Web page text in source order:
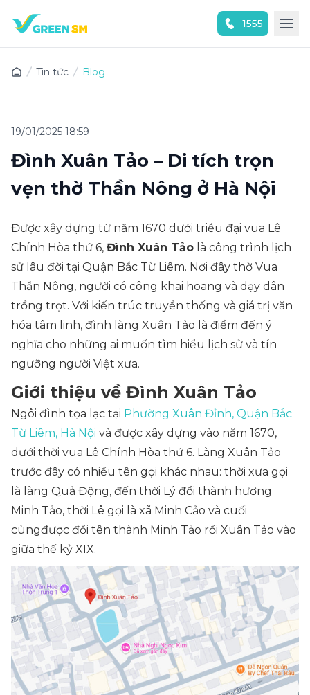
1555
Tin tức Blog
19/01/2025 18:59
Đình Xuân Tảo – Di tích trọn
vẹn thờ Thần Nông ở Hà Nội
Được xây dựng từ năm 1670 dưới triều đại vua Lê
Chính Hòa thứ 6, Đình Xuân Tảo là công trình lịch
sử lâu đời tại Quận Bắc Từ Liêm. Nơi đây thờ Vua
Thần Nông, người có công khai hoang và dạy dân
trồng trọt. Với kiến trúc truyền thống và giá trị văn
hóa tâm linh, đình làng Xuân Tảo là điểm đến ý
nghĩa cho những ai muốn tìm hiểu lịch sử và tín
ngưỡng người Việt xưa.
Giới thiệu về Đình Xuân Tảo
Ngôi đình tọa lạc tại Phường Xuân Đỉnh, Quận Bắc
Từ Liêm, Hà Nội và được xây dựng vào năm 1670,
dưới thời vua Lê Chính Hòa thứ 6. Làng Xuân Tảo
trước đây có nhiều tên gọi khác nhau: thời xưa gọi
là làng Quả Động, đến thời Lý đổi thành hương
Minh Tảo, thời Lê gọi là xã Minh Cảo và cuối
cùngđược đổi tên thành Minh Tảo rồi Xuân Tảo vào
giữa thế kỷ XIX.